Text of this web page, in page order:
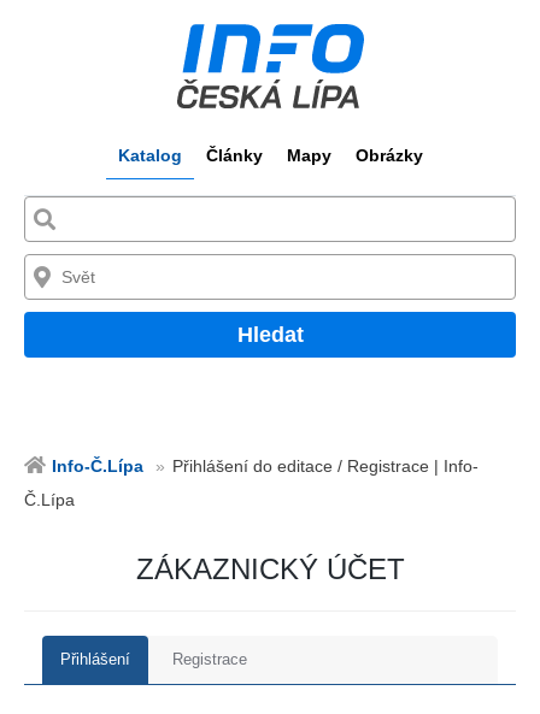
Katalog Články Mapy Obrázky
Hledat
Info-Č.Lípa
Přihlášení do editace / Registrace | Info-
Č.Lípa
ZÁKAZNICKÝ ÚČET
Přihlášení Registrace